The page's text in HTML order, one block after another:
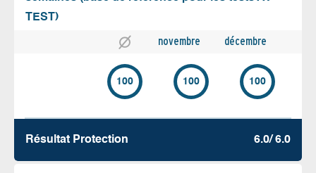
TEST)
novembre décembre
100 100 100
Résultat Protection 6.0/ 6.0